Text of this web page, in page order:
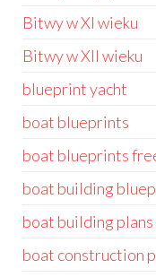
Bitwy w XI wieku
Bitwy w XII wieku
blueprint yacht
boat blueprints
boat blueprints
boat building
boat building plans
boat construction